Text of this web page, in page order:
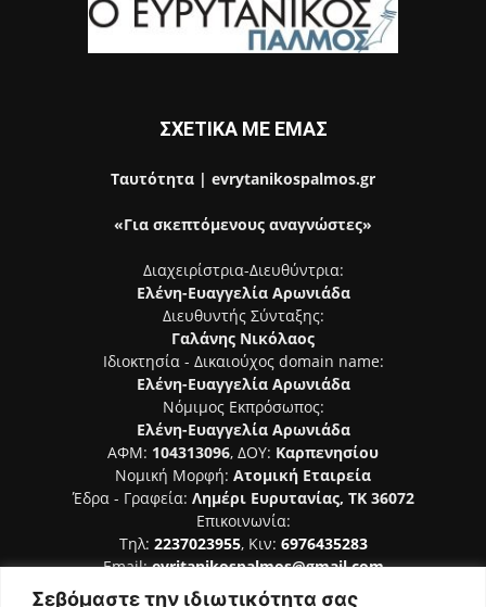
Σεβόμαστε την ιδιωτικότητα σας
ΣΧΕΤΙΚΑ ΜΕ ΕΜΑΣ
Ταυτότητα | evrytanikospalmos.gr
«Για σκεπτόμενους αναγνώστες»
Διαχειρίστρια-Διευθύντρια:
Ελένη-Ευαγγελία Αρωνιάδα
Διευθυντής Σύνταξης:
Γαλάνης Νικόλαος
Ιδιοκτησία - Δικαιούχος domain name:
Ελένη-Ευαγγελία Αρωνιάδα
Νόμιμος Εκπρόσωπος:
Ελένη-Ευαγγελία Αρωνιάδα
ΑΦΜ: 104313096, ΔΟΥ: Καρπενησίου
Νομική Μορφή: Ατομική Εταιρεία
Έδρα - Γραφεία: Λημέρι Ευρυτανίας, ΤΚ 36072
Επικοινωνία:
Τηλ: 2237023955, Κιν: 6976435283
Email:evritanikospalmos@gmail.com